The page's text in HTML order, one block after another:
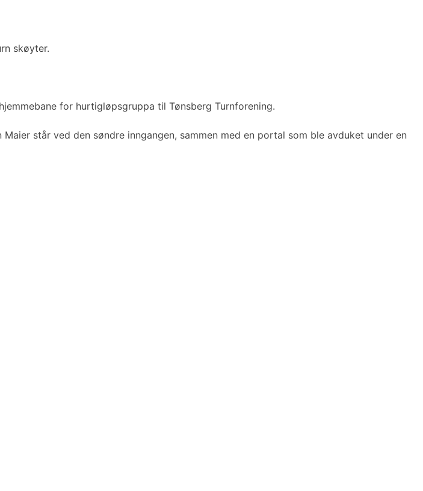
skøyter.
for hurtigløpsgruppa til Tønsberg Turnforening.
står ved den søndre inngangen, sammen med en portal som ble avduket under en